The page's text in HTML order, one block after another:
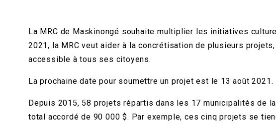
La MRC de Maskinongé souhaite multiplier les initiatives
2021, la MRC veut aider à la concrétisation de plusieurs
accessible à tous ses citoyens.
La prochaine date pour soumettre un projet est le 13 août 2021.
Depuis 2015, 58 projets répartis dans les 17 municipalités de
total accordé de 90 000 $. Par exemple, ces cinq projets se